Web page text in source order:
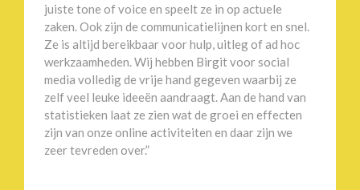
juiste tone of voice en speelt ze in op actuele
zaken. Ook zijn de communicatielijnen kort en snel.
Ze is altijd bereikbaar voor hulp, uitleg of ad hoc
werkzaamheden. Wij hebben Birgit voor social
media volledig de vrije hand gegeven waarbij ze
zelf veel leuke ideeën aandraagt. Aan de hand van
statistieken laat ze zien wat de groei en effecten
zijn van onze online activiteiten en daar zijn we
zeer tevreden over.”